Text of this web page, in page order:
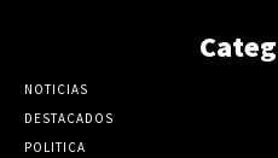
NOTICIAS
DESTACADOS
POLITICA